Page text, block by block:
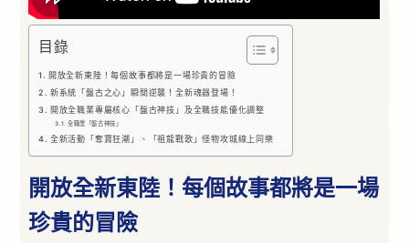
目錄
開放全新東陸！每個故事都將是一場珍貴的冒險
新系統「盤古之心」瞬間逆襲！全新魂器登場！
開放全職業專屬核心「盤古神技」及全職技能優化調整
全職業「盤古神技」
全新活動「奪寶狂潮」、「祖龍戰歌」怪物攻城線上同樂
開放全新東陸！每個故事都將是一場
珍貴的冒險